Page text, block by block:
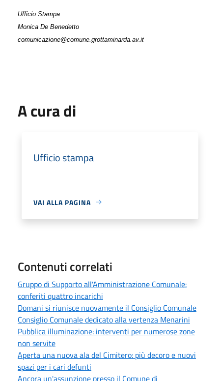
Ufficio Stampa
Monica De Benedetto
comunicazione@comune.grottaminarda.av.it
A cura di
Ufficio stampa
VAI ALLA PAGINA
Contenuti correlati
Gruppo di Supporto all'Amministrazione Comunale:
conferiti quattro incarichi
Domani si riunisce nuovamente il Consiglio Comunale
Consiglio Comunale dedicato alla vertenza Menarini
Pubblica illuminazione: interventi per numerose zone
non servite
Aperta una nuova ala del Cimitero: più decoro e nuovi
spazi per i cari defunti
Ancora un'assunzione presso il Comune di